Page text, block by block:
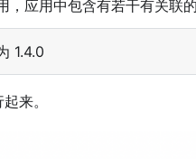
，应用中包含有若干有关联
1.4.0
来。